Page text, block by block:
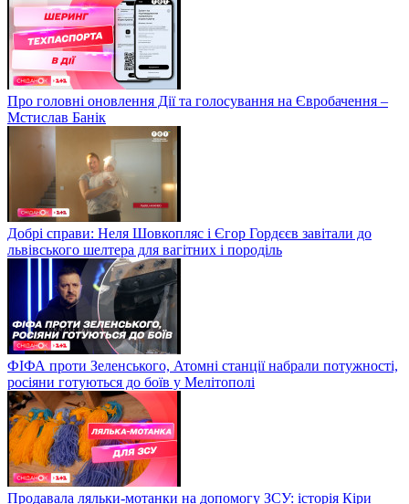
Про головні оновлення Дії та голосування на Євробачення –
Мстислав Банік
Добрі справи: Неля Шовкопляс і Єгор Гордєєв завітали до
львівського шелтера для вагітних і породіль
ФІФА проти Зеленського, Атомні станції набрали потужності,
росіяни готуються до боїв у Мелітополі
Продавала ляльки-мотанки на допомогу ЗСУ: історія Кіри